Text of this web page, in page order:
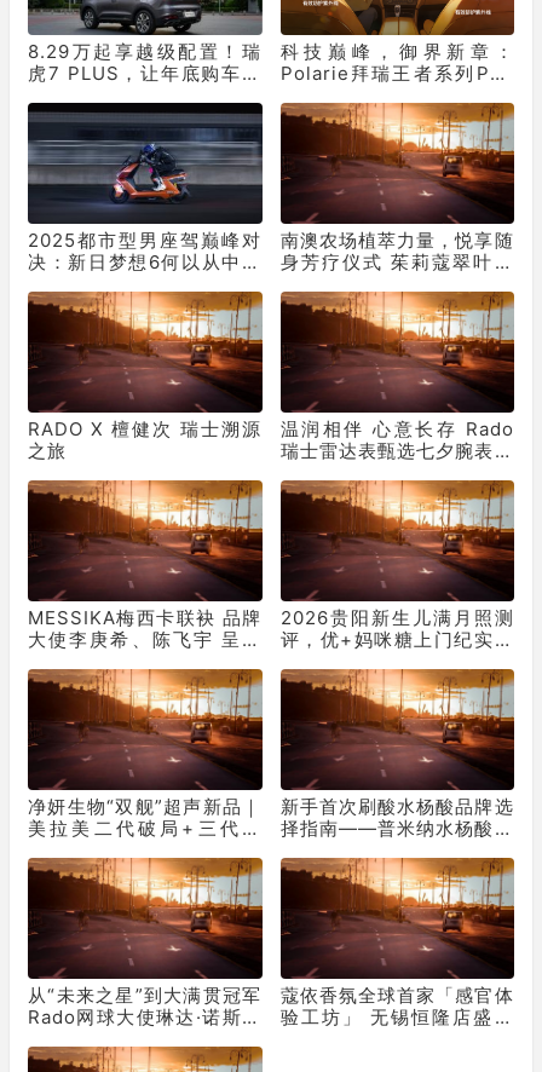
8.29万起享越级配置！瑞
虎7 PLUS，让年底购车再
科技巅峰，御界新章：
Polarie拜瑞王者系列P70
2025都市型男座驾巅峰对
决：新日梦想6何以从中突
南澳农场植萃力量，悦享随
身芳疗仪式 茱莉蔻翠叶罗
RADO X 檀健次 瑞士溯源
之旅
温润相伴 心意长存 Rado
瑞士雷达表甄选七夕腕表臻
MESSIKA梅西卡联袂 品牌
大使李庚希、陈飞宇 呈献
2026贵阳新生儿满月照测
评，优+妈咪糖上门纪实摄
净妍生物“双舰”超声新品｜
美拉美二代破局+三代领
新手首次刷酸水杨酸品牌选
择指南——普米纳水杨酸解
从“未来之星”到大满贯冠军
Rado网球大使琳达·诺斯科
蔻依香氛全球首家「感官体
验工坊」 无锡恒隆店盛大